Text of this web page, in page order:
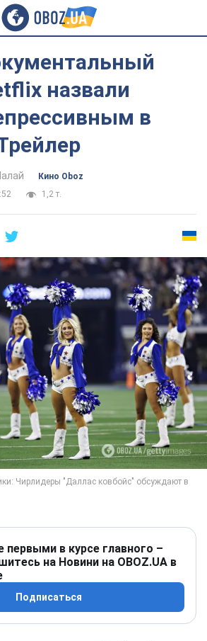
назвали
в
Кино Oboz
1,2 т.
первыми в курсе главного –
на Новини на OBOZ.UA в
Подписаться